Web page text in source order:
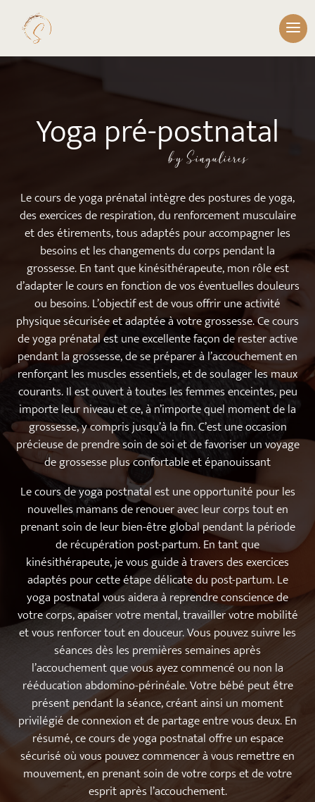
Yoga pré-postnatal
by Singulières
Le cours de yoga prénatal intègre des postures de yoga,
des exercices de respiration, du renforcement musculaire
et des étirements, tous adaptés pour accompagner les
besoins et les changements du corps pendant la
grossesse. En tant que kinésithérapeute, mon rôle est
d’adapter le cours en fonction de vos éventuelles douleurs
ou besoins. L’objectif est de vous offrir une activité
physique sécurisée et adaptée à votre grossesse. Ce cours
de yoga prénatal est une excellente façon de rester active
pendant la grossesse, de se préparer à l’accouchement en
renforçant les muscles essentiels, et de soulager les maux
courants. Il est ouvert à toutes les femmes enceintes, peu
importe leur niveau et ce, à n’importe quel moment de la
grossesse, y compris jusqu’à la fin. C’est une occasion
précieuse de prendre soin de soi et de favoriser un voyage
de grossesse plus confortable et épanouissant
Le cours de yoga postnatal est une opportunité pour les
nouvelles mamans de renouer avec leur corps tout en
prenant soin de leur bien-être global pendant la période
de récupération post-partum. En tant que
kinésithérapeute, je vous guide à travers des exercices
adaptés pour cette étape délicate du post-partum. Le
yoga postnatal vous aidera à reprendre conscience de
votre corps, apaiser votre mental, travailler votre mobilité
et vous renforcer tout en douceur. Vous pouvez suivre les
séances dès les premières semaines après
l’accouchement que vous ayez commencé ou non la
rééducation abdomino-périnéale. Votre bébé peut être
présent pendant la séance, créant ainsi un moment
privilégié de connexion et de partage entre vous deux. En
résumé, ce cours de yoga postnatal offre un espace
sécurisé où vous pouvez commencer à vous remettre en
mouvement, en prenant soin de votre corps et de votre
esprit après l’accouchement.